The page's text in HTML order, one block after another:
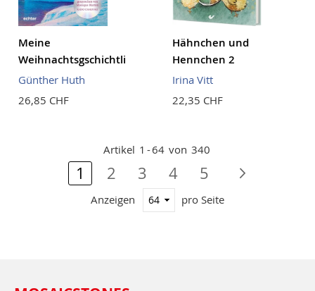
Meine
Weihnachtsgschichtli
Günther Huth
26,85 CHF
Hähnchen und
Hennchen 2
Irina Vitt
22,35 CHF
Artikel 1 -64 von 340
Seite
Sie lesen gerade Seite
1 Seite
2 Seite
3 Seite
4 Seite
5
Anzeigen pro Seite